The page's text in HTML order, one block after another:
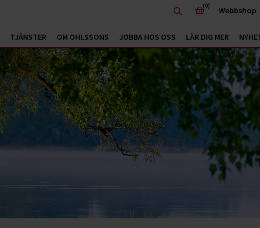
TJÄNSTER OM OHLSSONS JOBBA HOS OSS LÄR DIG MER
(0) Webbshop